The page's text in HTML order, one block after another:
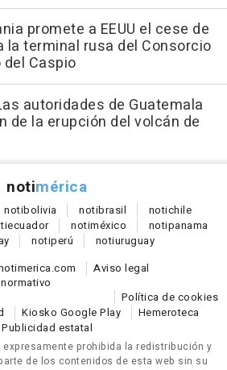
promete a EEUU el cese de
la terminal rusa del Consorcio
Caspio
autoridades de Guatemala
de la erupción del volcán de
notimérica
notibolivia notibrasil notichile
ecuador notiméxico notipanama
notiperú notiuruguay
Aviso legal
Política de cookies
Kiosko Google Play
Hemeroteca
Publicidad estatal
expresamente prohibida la redistribución y
de los contenidos de esta web sin su